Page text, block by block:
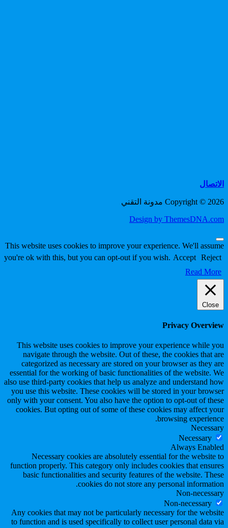
الاتصال
Copyright © 2026 مدونة التقني
Design by ThemesDNA.com
Scroll
to
Top
This website uses cookies to improve your experience. We'll assume
you're ok with this, but you can opt-out if you wish. Accept Reject
Read More
Close
Privacy Overview
This website uses cookies to improve your experience while you
navigate through the website. Out of these, the cookies that are
categorized as necessary are stored on your browser as they are
essential for the working of basic functionalities of the website. We
also use third-party cookies that help us analyze and understand how
you use this website. These cookies will be stored in your browser
only with your consent. You also have the option to opt-out of these
cookies. But opting out of some of these cookies may affect your
browsing experience.
Necessary
Necessary
Always Enabled
Necessary cookies are absolutely essential for the website to
function properly. This category only includes cookies that ensures
basic functionalities and security features of the website. These
cookies do not store any personal information.
Non-necessary
Non-necessary
Any cookies that may not be particularly necessary for the website
to function and is used specifically to collect user personal data via